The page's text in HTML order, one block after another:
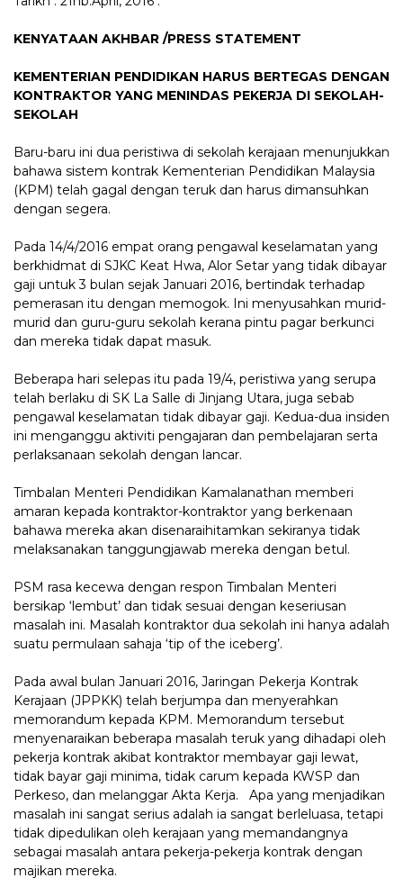
KENYATAAN AKHBAR /PRESS STATEMENT
KEMENTERIAN PENDIDIKAN HARUS BERTEGAS DENGAN
KONTRAKTOR YANG MENINDAS PEKERJA DI SEKOLAH-
SEKOLAH
Baru-baru ini dua peristiwa di sekolah kerajaan menunjukkan
bahawa sistem kontrak Kementerian Pendidikan Malaysia
(KPM) telah gagal dengan teruk dan harus dimansuhkan
dengan segera.
Pada 14/4/2016 empat orang pengawal keselamatan yang
berkhidmat di SJKC Keat Hwa, Alor Setar yang tidak dibayar
gaji untuk 3 bulan sejak Januari 2016, bertindak terhadap
pemerasan itu dengan memogok. Ini menyusahkan murid-
murid dan guru-guru sekolah kerana pintu pagar berkunci
dan mereka tidak dapat masuk.
Beberapa hari selepas itu pada 19/4, peristiwa yang serupa
telah berlaku di SK La Salle di Jinjang Utara, juga sebab
pengawal keselamatan tidak dibayar gaji. Kedua-dua insiden
ini menganggu aktiviti pengajaran dan pembelajaran serta
perlaksanaan sekolah dengan lancar.
Timbalan Menteri Pendidikan Kamalanathan memberi
amaran kepada kontraktor-kontraktor yang berkenaan
bahawa mereka akan disenaraihitamkan sekiranya tidak
melaksanakan tanggungjawab mereka dengan betul.
PSM rasa kecewa dengan respon Timbalan Menteri
bersikap ‘lembut’ dan tidak sesuai dengan keseriusan
masalah ini. Masalah kontraktor dua sekolah ini hanya adalah
suatu permulaan sahaja ‘tip of the iceberg’.
Pada awal bulan Januari 2016, Jaringan Pekerja Kontrak
Kerajaan (JPPKK) telah berjumpa dan menyerahkan
memorandum kepada KPM. Memorandum tersebut
menyenaraikan beberapa masalah teruk yang dihadapi oleh
pekerja kontrak akibat kontraktor membayar gaji lewat,
tidak bayar gaji minima, tidak carum kepada KWSP dan
Perkeso, dan melanggar Akta Kerja. Apa yang menjadikan
masalah ini sangat serius adalah ia sangat berleluasa, tetapi
tidak dipedulikan oleh kerajaan yang memandangnya
sebagai masalah antara pekerja-pekerja kontrak dengan
majikan mereka.